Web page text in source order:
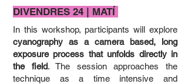
DIVENDRES 24 | MATÍ ​
In this workshop, participants will explore
cyanography as a camera based, long
exposure process that unfolds directly in
the field. The session approaches the
technique as a time intensive and